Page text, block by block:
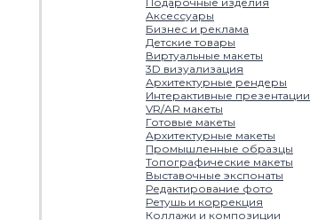
Аксессуары
Бизнес и реклама
Детские товары
Виртуальные макеты
3D визуализация
Архитектурные рендеры
Интерактивные презентации
VR/AR макеты
Готовые макеты
Архитектурные макеты
Промышленные образцы
Топографические макеты
Выставочные экспонаты
Редактирование фото
Ретушь и коррекция
Коллажи и композиции